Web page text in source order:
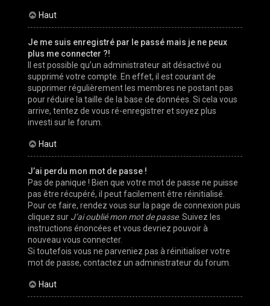
Haut
Je me suis enregistré par le passé mais je ne peux
plus me connecter ?!
Il est possible qu’un administrateur ait désactivé ou
supprimé votre compte. En effet, il est courant de
supprimer régulièrement les membres ne postant pas
pour réduire la taille de la base de données. Si cela vous
arrive, tentez de vous ré-enregistrer et soyez plus
investi sur le forum.
Haut
J’ai perdu mon mot de passe !
Pas de panique ! Bien que votre mot de passe ne puisse
pas être récupéré, il peut facilement être réinitialisé.
Pour ce faire, rendez vous sur la page de connexion puis
cliquez sur J’ai oublié mon mot de passe. Suivez les
instructions énoncées et vous devriez pouvoir à
nouveau vous connecter.
Si toutefois vous ne parveniez pas à réinitialiser votre
mot de passe, contactez un administrateur du forum.
Haut